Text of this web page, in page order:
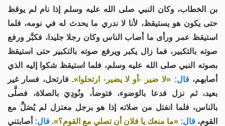
بن الخطاب، وكان النبي صلى الله عليه وسلم إذا نام لم يوقظ
حتى يكون هو يستيقظ، لأنا لا ندري ما يحدث له في نومه، فلما
استيقظ عمر ورأى ما أصاب الناس وكان رجلا جليدا، فكبَّر ورفع
صوته بالتكبير، فما زال يكبر ويرفع صوته بالتكبير حتى استيقظ
بصوته النبي صلى الله عليه وسلم، فلما استيقظ شكوا إليه الذي
أصابهم، قال: «لا ضير -أو لا يضير- ارتحلوا». فارتحل، فسار غير
بعيد، ثم نزل فدعا بالوَضوء، فتوضأ، ونُودِيَ بالصلاة، فصلَّى
بالناس، فلما انفتل من صلاته إذا هو برجل معتزل لم يُصَلِّ مع
القوم، قال: «ما منعك يا فلان أن تصلي مع القوم؟». قال: أصابتني